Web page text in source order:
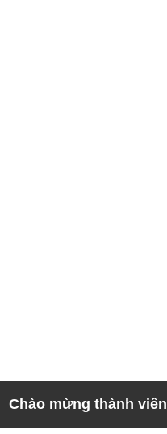
Chào mừng thành viên